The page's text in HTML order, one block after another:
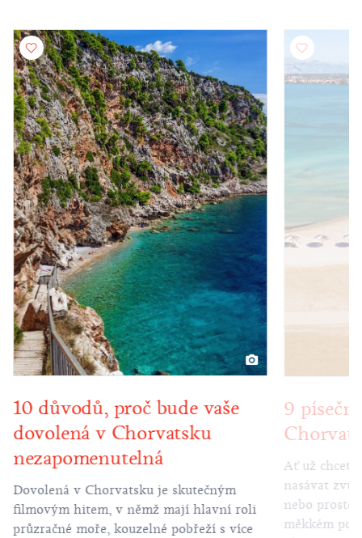
10 důvodů, proč bude vaše
dovolená v Chorvatsku
nezapomenutelná
Dovolená v Chorvatsku je skutečným
filmovým hitem, v němž mají hlavní roli
průzračné moře, kouzelné pobřeží s více
9
Ať už
nasávat
nebo prostě
měkkém